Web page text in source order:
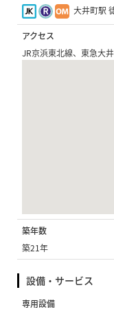
大井町駅
アクセス
JR京浜東北線、東急
築年数
築21年
設備・サービス
専用設備